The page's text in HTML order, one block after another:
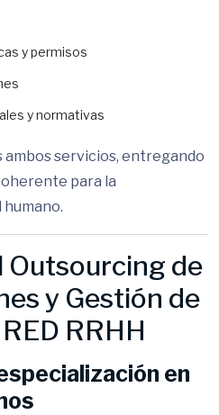
y permisos
y normativas
ambos servicios, entregando
para la
Outsourcing de
y Gestión de
RRHH
en